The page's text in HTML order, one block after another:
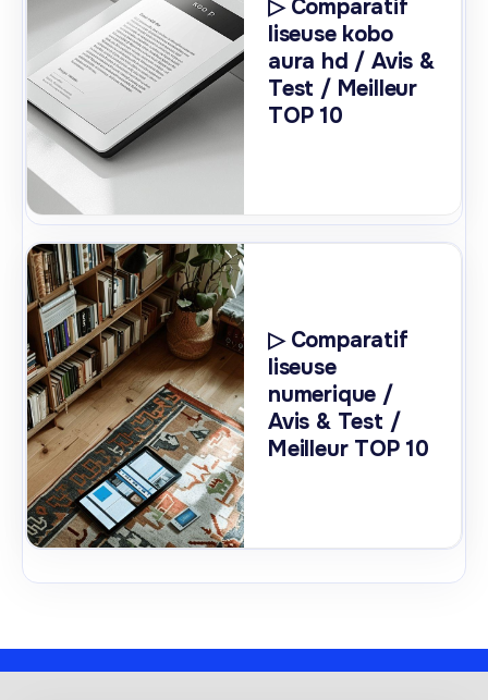
▷ Comparatif
liseuse kobo
aura hd / Avis &
Test / Meilleur
TOP 10
▷ Comparatif
liseuse
numerique /
Avis & Test /
Meilleur TOP 10